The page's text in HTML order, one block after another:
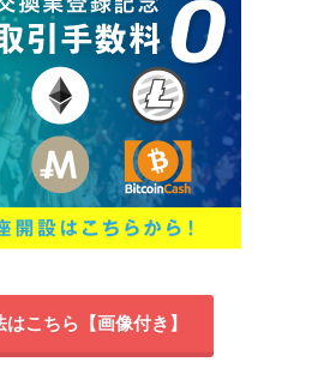
はこちら【画像付き】